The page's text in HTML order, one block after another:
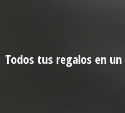
Todos tus regalos en un